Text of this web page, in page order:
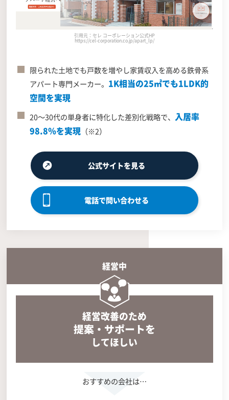
引用元：セレ コーポレーション公式HP
https://cel-corporation.co.jp/apart_lp/
限られた土地でも戸数を増やし家賃収入を高める鉄骨系
アパート専門メーカー。 1K相当の25㎡でも1LDK的
空間を実現
20～30代の単身者に特化した差別化戦略で、
入居率
98.8％を実現（※2）
公式サイトを見る
電話で問い合わせる
経営中
経営改善のため
提案・サポートを
してほしい